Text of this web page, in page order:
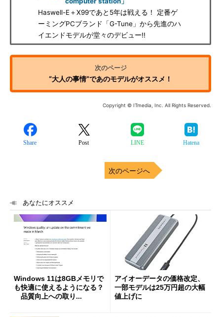
Haswell-E＋X99であと5年は戦える！ 定番ゲ
ーミングPCブランド「G-Tune」から先進のハ
イエンドモデルが堂々のデビュー!!
“大人の事情”であのモデルがオススメ！
Copyright © ITmedia, Inc. All Rights Reserved.
Share Post LINE Hatena
次のページへ
あなたにオススメ
Windows 11は8GBメモリで
も快適に使えるようになる？
品質向上への取り...
アイオーデータの価格改定、
一部モデルは25万円超の大幅
値上げに